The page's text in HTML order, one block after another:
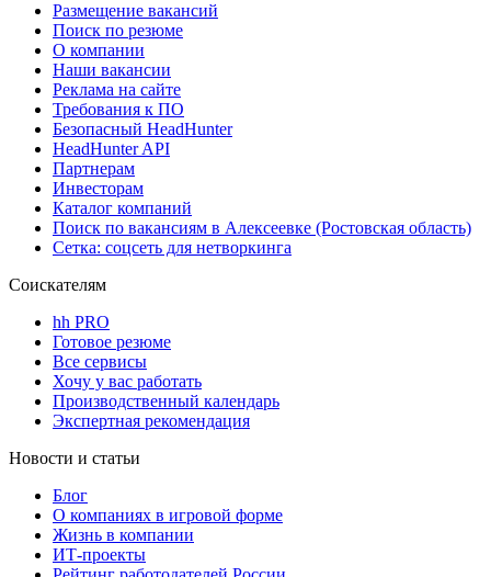
Размещение вакансий
Поиск по резюме
О компании
Наши вакансии
Реклама на сайте
Требования к ПО
Безопасный HeadHunter
HeadHunter API
Партнерам
Инвесторам
Каталог компаний
Поиск по вакансиям в Алексеевке (Ростовская область)
Сетка: соцсеть для нетворкинга
Соискателям
hh PRO
Готовое резюме
Все сервисы
Хочу у вас работать
Производственный календарь
Экспертная рекомендация
Новости и статьи
Блог
О компаниях в игровой форме
Жизнь в компании
ИТ-проекты